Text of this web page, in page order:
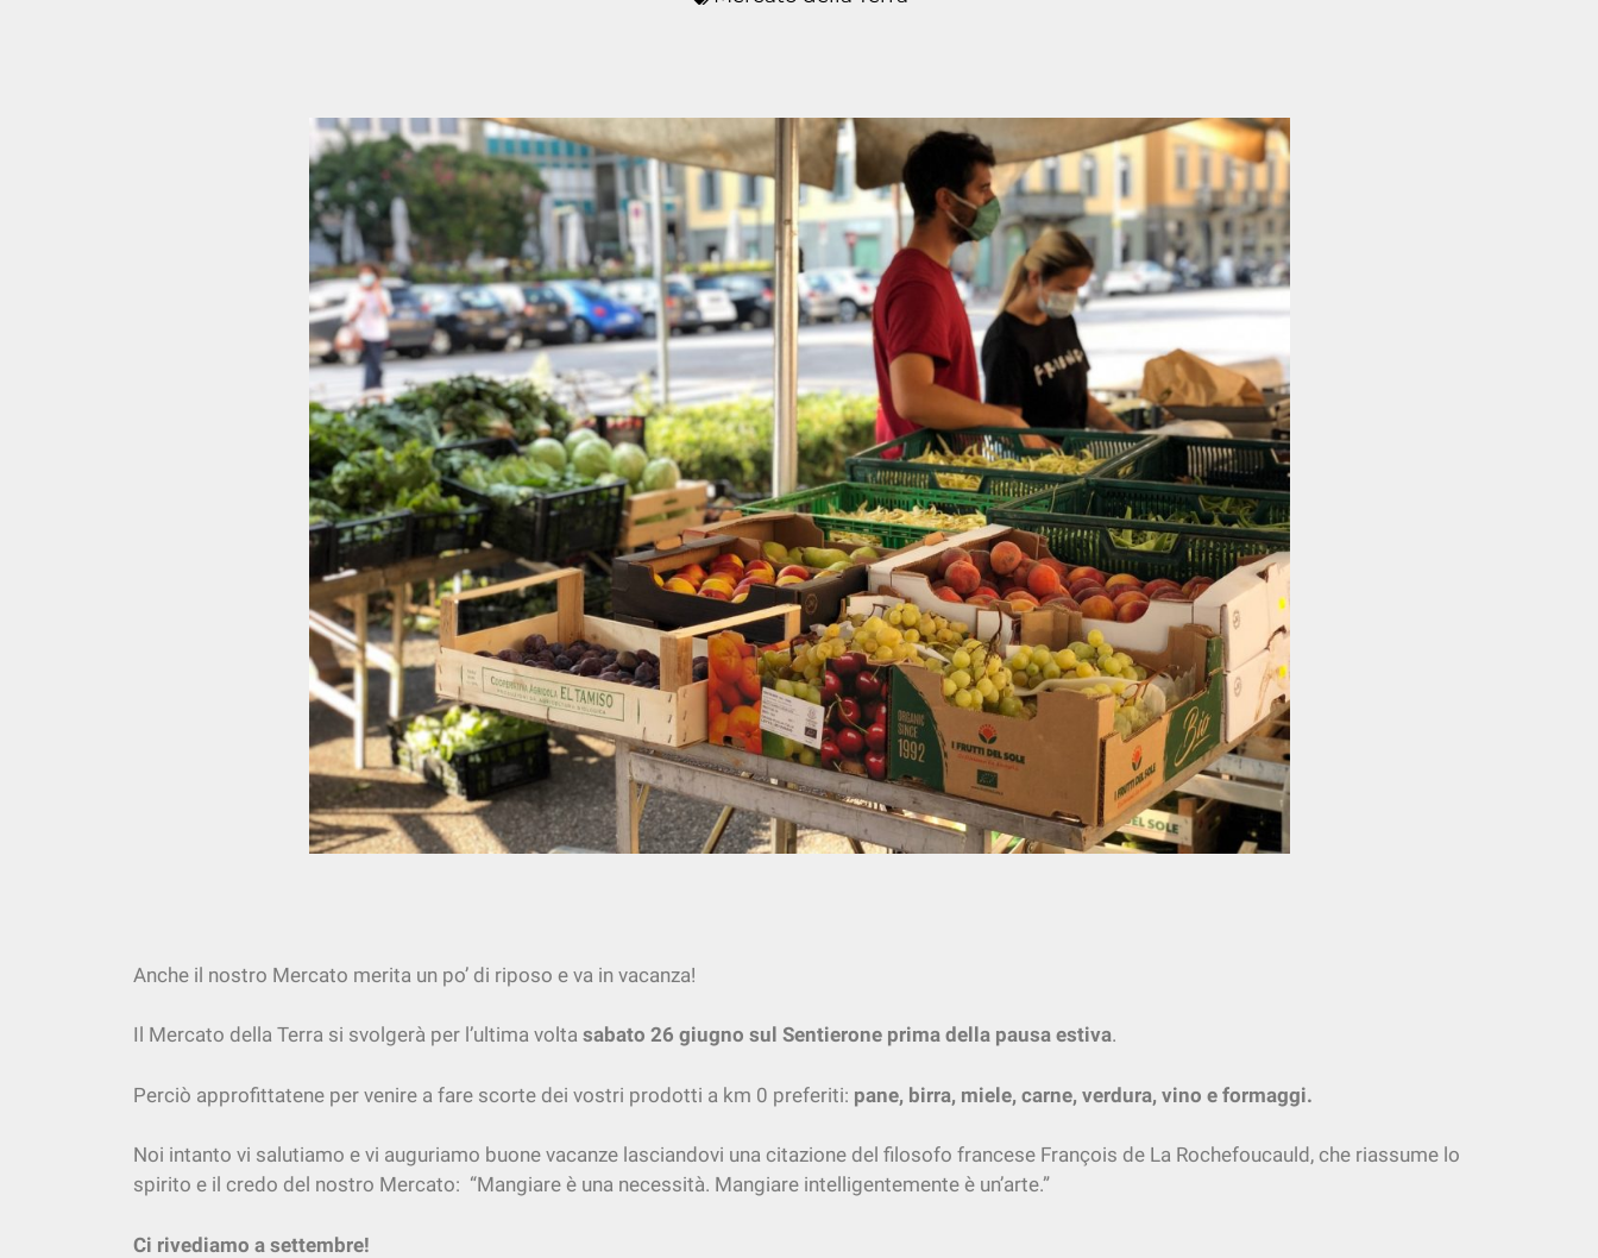
Anche il nostro Mercato merita un po’ di riposo e va in vacanza!
Il Mercato della Terra si svolgerà per l’ultima volta sabato 26 giugno sul Sentierone prima della pausa estiva.
Perciò approfittatene per venire a fare scorte dei vostri prodotti a km 0 preferiti: pane, birra, miele, carne, verdura, vino e formaggi.
Noi intanto vi salutiamo e vi auguriamo buone vacanze lasciandovi una citazione del filosofo francese François de La Rochefoucauld, che riassume lo
spirito e il credo del nostro Mercato: “Mangiare è una necessità. Mangiare intelligentemente è un’arte.”
Ci rivediamo a settembre!